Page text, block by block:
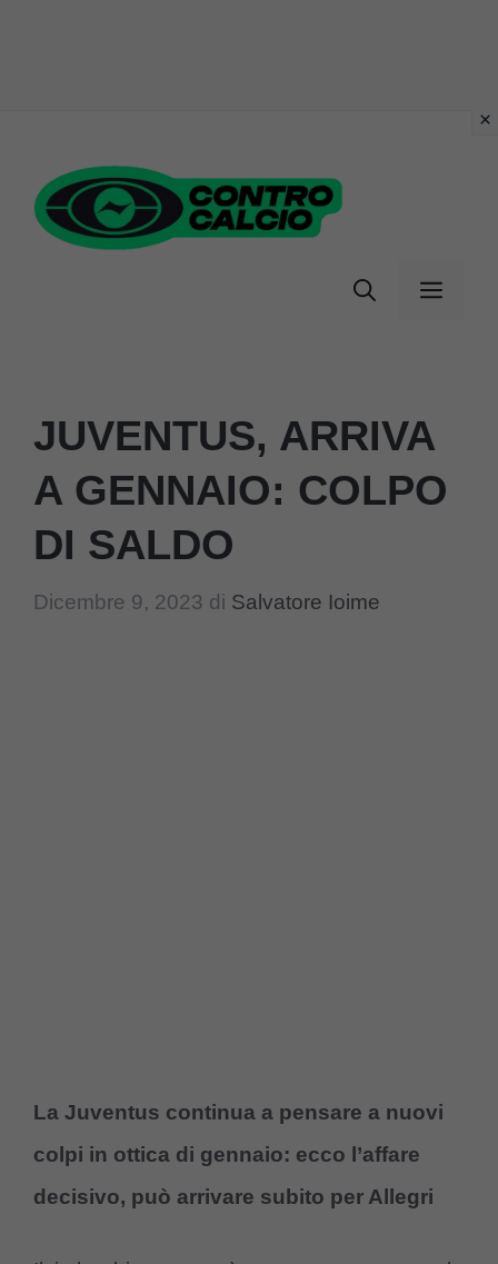
contenuto
Menu
JUVENTUS, ARRIVA
A GENNAIO: COLPO
DI SALDO
Dicembre 9, 2023 di Salvatore Ioime
La Juventus continua a pensare a nuovi
colpi in ottica di gennaio: ecco l’affare
decisivo, può arrivare subito per Allegri